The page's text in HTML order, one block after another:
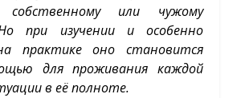
или чужому
при изучении и особенно
практике оно становится
для проживания каждой
в её полноте.